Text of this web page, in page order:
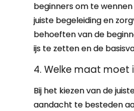
beginners om te
juiste begeleiding en
behoeften van de
ijs te zetten en de
4. Welke maat moet
Bij het kiezen van de
aandacht te besteden